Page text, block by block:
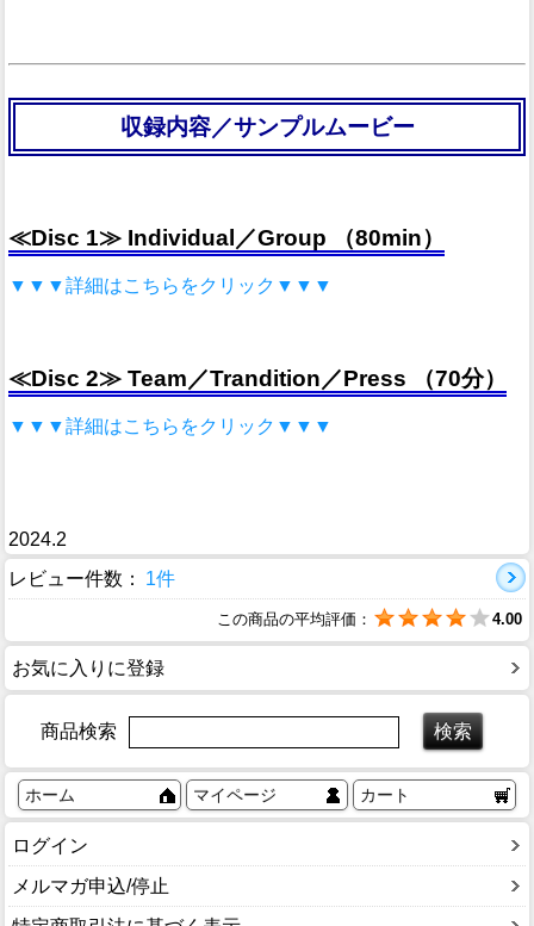
収録内容／サンプルムービー
≪Disc 1≫ Individual／Group （80min）
▼▼▼詳細はこちらをクリック▼▼▼
≪Disc 2≫ Team／Trandition／Press （70分）
▼▼▼詳細はこちらをクリック▼▼▼
2024.2
レビュー件数：
1件
この商品の平均評価： 4.00
お気に入りに登録
商品検索
ホーム マイページ カート
ログイン
メルマガ申込/停止